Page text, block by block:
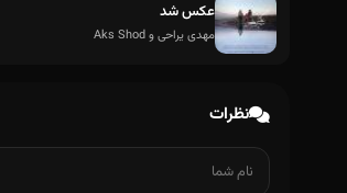
عکس شد
مهدی یراحی و Aks Shod
نظرات